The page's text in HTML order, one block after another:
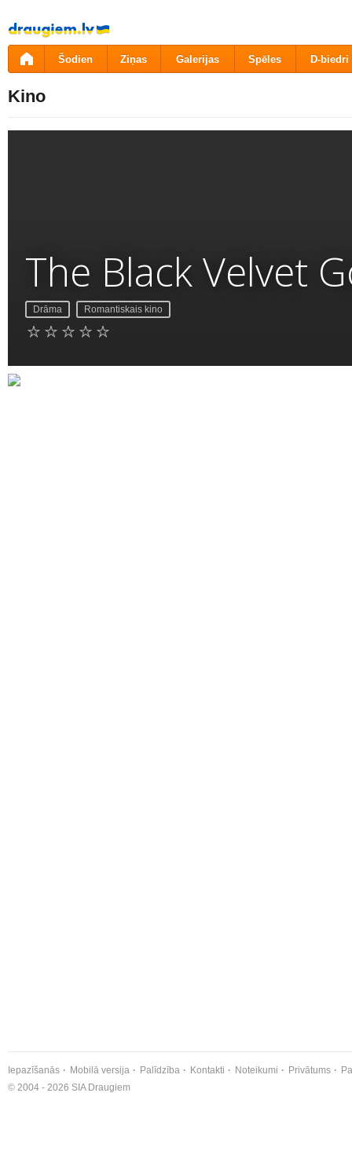
Pāriet
uz
saturu
Šodien Ziņas Galerijas Spēles D-biedri
Kino
The Black Velvet
Drāma Romantiskais kino
Iepazīšanās Mobilā versija Palīdzība Kontakti Noteikumi Privātums
© 2004 - 2026 SIA Draugiem